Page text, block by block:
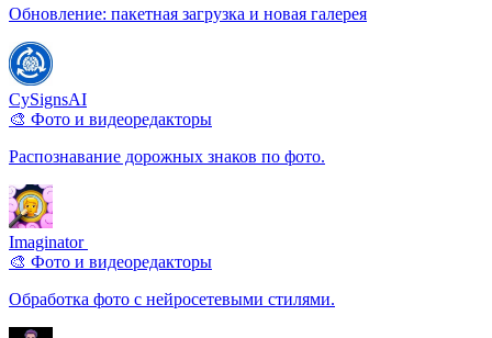
Обновление: пакетная загрузка и новая галерея
CySignsAI
🎨 Фото и видеоредакторы
Распознавание дорожных знаков по фото.
Imaginator ️
🎨 Фото и видеоредакторы
Обработка фото с нейросетевыми стилями.